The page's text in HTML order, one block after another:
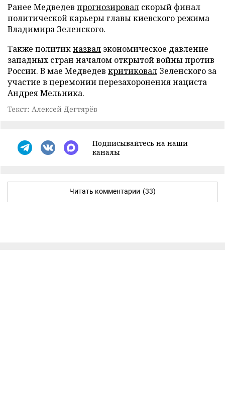
Ранее Медведев прогнозировал скорый финал
политической карьеры главы киевского режима
Владимира Зеленского.
Также политикназвал экономическое давление
западных стран началом открытой войны против
России. В мае Медведев критиковал Зеленского за
участие в церемонии перезахоронения нациста
Андрея Мельника.
Текст: Алексей Дегтярёв
Подписывайтесь на наши
каналы
Читать комментарии (33)